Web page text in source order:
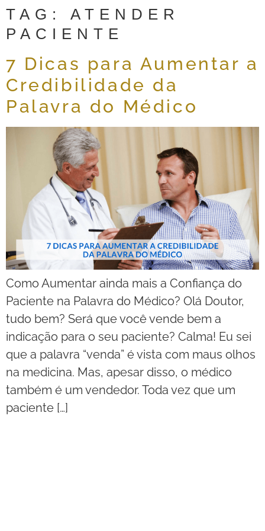
TAG: ATENDER
PACIENTE
7 Dicas para Aumentar a
Credibilidade da
Palavra do Médico
Como Aumentar ainda mais a Confiança do
Paciente na Palavra do Médico? Olá Doutor,
tudo bem? Será que você vende bem a
indicação para o seu paciente? Calma! Eu sei
que a palavra “venda” é vista com maus olhos
na medicina. Mas, apesar disso, o médico
também é um vendedor. Toda vez que um
paciente […]